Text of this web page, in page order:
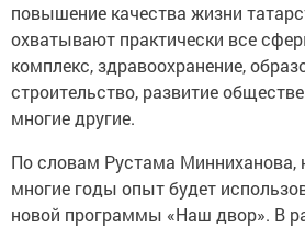
повышение качества жизни
охватывают практически все
комплекс, здравоохранение,
строительство, развитие
многие другие.
По словам Рустама Минниханова,
многие годы опыт будет
новой программы «Наш двор». В